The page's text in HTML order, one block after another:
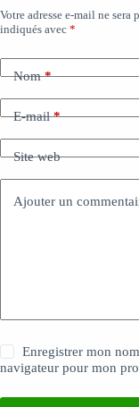
Votre adresse e-mail ne sera
indiqués avec *
Nom*
E-mail*
Site web
Ajouter un
Enregistrer mon
navigateur pour mon